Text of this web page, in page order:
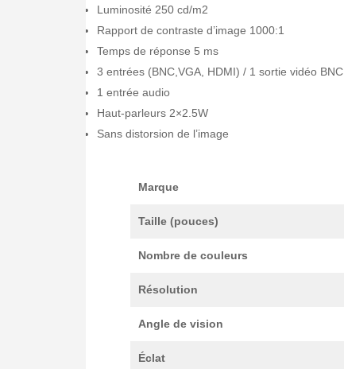
Luminosité 250 cd/m2
Rapport de contraste d’image 1000:1
Temps de réponse 5 ms
3 entrées (BNC,VGA, HDMI) / 1 sortie vidéo BNC
1 entrée audio
Haut-parleurs 2×2.5W
Sans distorsion de l’image
Marque
Taille (pouces)
Nombre de couleurs
Résolution
Angle de vision
Éclat